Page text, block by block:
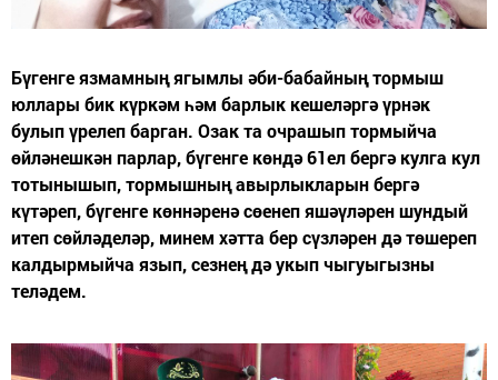
Бүгенге язмамның ягымлы әби-бабайның тормыш
юллары бик күркәм һәм барлык кешеләргә үрнәк
булып үрелеп барган. Озак та очрашып тормыйча
өйләнешкән парлар, бүгенге көндә 61ел бергә кулга кул
тотынышып, тормышның авырлыкларын бергә
күтәреп, бүгенге көннәренә сөенеп яшәүләрен шундый
итеп сөйләделәр, минем хәтта бер сүзләрен дә төшереп
калдырмыйча язып, сезнең дә укып чыгуыгызны
теләдем.